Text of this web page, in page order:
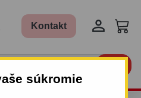
súkromie
Kontakt 